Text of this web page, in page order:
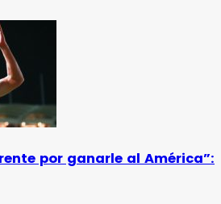
por ganarle al América”: